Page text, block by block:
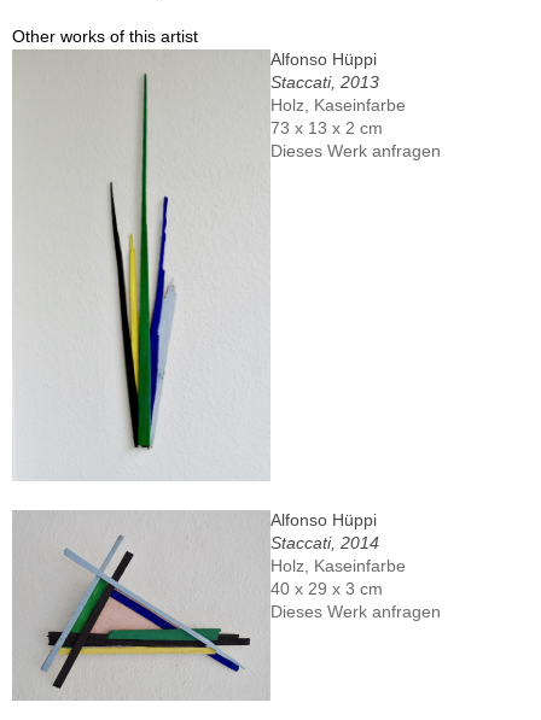
Other works of this artist
Alfonso Hüppi
Staccati, 2013
Holz, Kaseinfarbe
73 x 13 x 2 cm
Dieses Werk anfragen
Alfonso Hüppi
Staccati, 2014
Holz, Kaseinfarbe
40 x 29 x 3 cm
Dieses Werk anfragen